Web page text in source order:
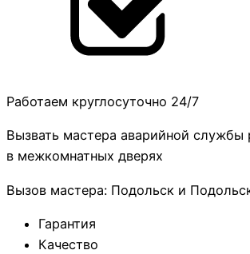
Работаем круглосуточно 24/7
Вызвать мастера аварийной службы
в межкомнатных дверях
Вызов мастера: Подольск и
Гарантия
Качество